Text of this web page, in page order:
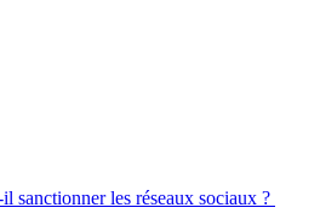
sanctionner les réseaux sociaux ?